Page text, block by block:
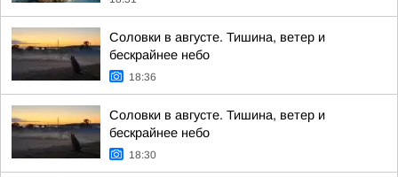
Соловки в августе. Тишина, ветер и
бескрайнее небо
18:36
Соловки в августе. Тишина, ветер и
бескрайнее небо
18:30